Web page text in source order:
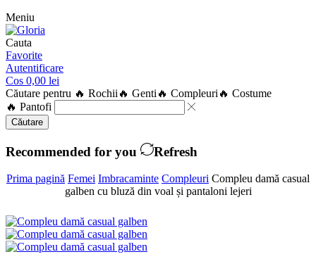
Meniu
Cauta
Favorite
Autentificare
Cos 0,00 lei
Căutare pentru 🔥 Rochii 🔥 Genti 🔥 Compleuri 🔥 Costume
🔥 Pantofi
Căutare
Recommended for you Refresh
Prima pagină Femei Imbracaminte Compleuri Compleu damă casual
galben cu bluză din voal și pantaloni lejeri